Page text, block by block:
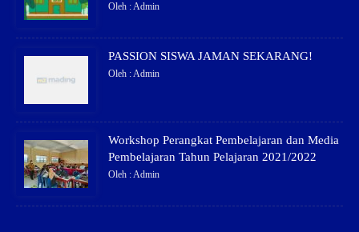
Oleh : Admin
PASSION SISWA JAMAN SEKARANG!
Oleh : Admin
Workshop Perangkat Pembelajaran dan Media
Pembelajaran Tahun Pelajaran 2021/2022
Oleh : Admin